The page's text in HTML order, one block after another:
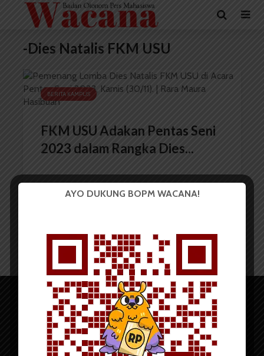
-Dies Natalis FKM USU
BERITA KAMPUS
FKM USU Adakan Pentas Seni
2023 dalam Rangka Dies...
AYO DUKUNG BOPM WACANA!